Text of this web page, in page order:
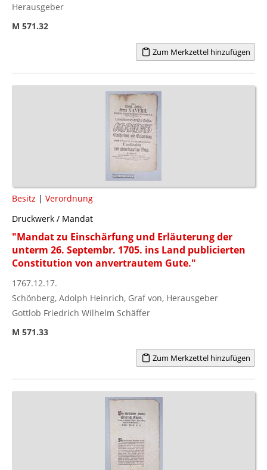
Herausgeber
M 571.32
Zum Merkzettel hinzufügen
Besitz | Verordnung
Druckwerk / Mandat
"Mandat zu Einschärfung und Erläuterung der
unterm 26. Septembr. 1705. ins Land publicierten
Constitution von anvertrautem Gute."
1767.12.17.
Schönberg, Adolph Heinrich, Graf von, Herausgeber
Gottlob Friedrich Wilhelm Schäffer
M 571.33
Zum Merkzettel hinzufügen